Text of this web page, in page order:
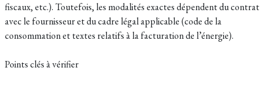
fiscaux, etc.). Toutefois, les modalités exactes dépendent du contrat
avec le fournisseur et du cadre légal applicable (code de la
consommation et textes relatifs à la facturation de l’énergie).
Points clés à vérifier